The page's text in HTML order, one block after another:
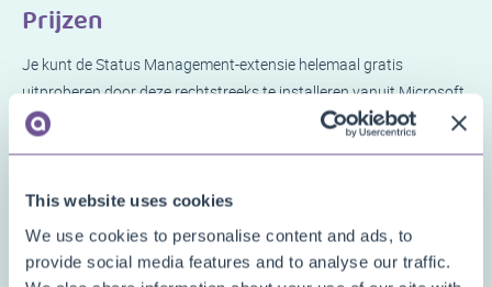
This website uses cookies
We use cookies to personalise content and ads, to
provide social media features and to analyse our traffic.
Prijzen
Je kunt de Status Management-extensie helemaal gratis
uitproberen door deze rechtstreeks te installeren vanuit Microsoft
Marketplace in een van je Business Central
Sandbox-omgevingen.
Installeer de extensie gewoon rechtstreeks
Marketplace
en probeer het meteen uit.
Benieuwd naar de prijzen voor gebruik inproductie? Bekijk dan de